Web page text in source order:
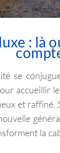
: là
se
accueillir
et raffiné.
la